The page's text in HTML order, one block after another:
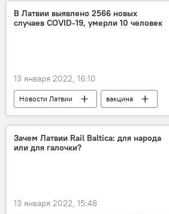
Сергей Рябков
переговоры
В Латвии выявлено 2566 новых
случаев COVID-19, умерли 10 человек
13 января 2022, 16:10
Новости Латвии
вакцина
коронавирус
Зачем Латвии Rail Baltica: для народа
или для галочки?
13 января 2022, 15:48